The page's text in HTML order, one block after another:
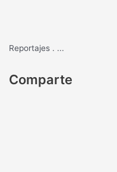
Reportajes . ...
Comparte